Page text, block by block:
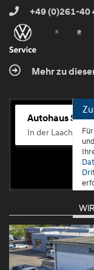
+49 (0)261-40
Mehr zu
Autohaus
In der Laach 76,